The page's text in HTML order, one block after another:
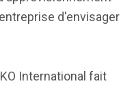
d'envisager
International fait